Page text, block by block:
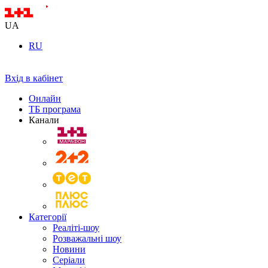
UA
RU
Вхід в кабінет
Онлайн
ТБ програма
Канали
Категорії
Реаліті-шоу
Розважальні шоу
Новини
Серіали